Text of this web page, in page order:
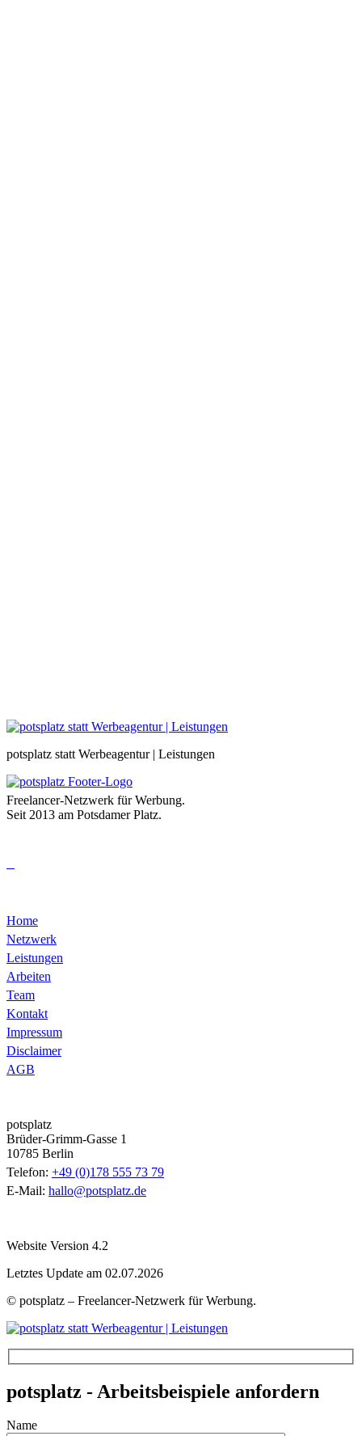
potsplatz statt Werbeagentur | Leistungen
Freelancer-Netzwerk für Werbung.
Seit 2013 am Potsdamer Platz.
Home
Netzwerk
Leistungen
Arbeiten
Team
Kontakt
Impressum
Disclaimer
AGB
potsplatz
Brüder-Grimm-Gasse 1
10785 Berlin
Telefon: +49 (0)178 555 73 79
E-Mail: hallo@potsplatz.de
Website Version 4.2
Letztes Update am 02.07.2026
© potsplatz – Freelancer-Netzwerk für Werbung.
potsplatz - Arbeitsbeispiele anfordern
Name